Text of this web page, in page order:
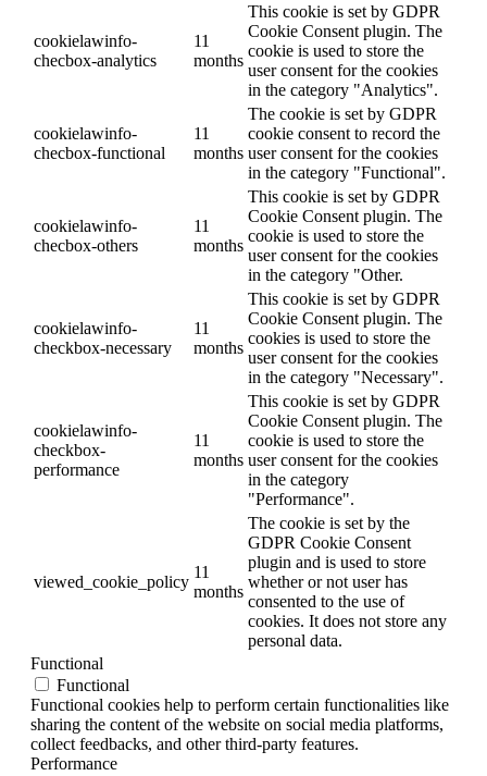
cookielawinfo-
checbox-analytics
11
months
This cookie is set by GDPR
Cookie Consent plugin. The
cookie is used to store the
user consent for the cookies
in the category "Analytics".
cookielawinfo-
checbox-functional
11
months
The cookie is set by GDPR
cookie consent to record the
user consent for the cookies
in the category "Functional".
cookielawinfo-
checbox-others
11
months
This cookie is set by GDPR
Cookie Consent plugin. The
cookie is used to store the
user consent for the cookies
in the category "Other.
cookielawinfo-
checkbox-necessary
11
months
This cookie is set by GDPR
Cookie Consent plugin. The
cookies is used to store the
user consent for the cookies
in the category "Necessary".
cookielawinfo-
checkbox-
performance
11
months
This cookie is set by GDPR
Cookie Consent plugin. The
cookie is used to store the
user consent for the cookies
in the category
"Performance".
viewed_cookie_policy
11
months
The cookie is set by the
GDPR Cookie Consent
plugin and is used to store
whether or not user has
consented to the use of
cookies. It does not store any
personal data.
Functional
Functional
Functional cookies help to perform certain functionalities like
sharing the content of the website on social media platforms,
collect feedbacks, and other third-party features.
Performance